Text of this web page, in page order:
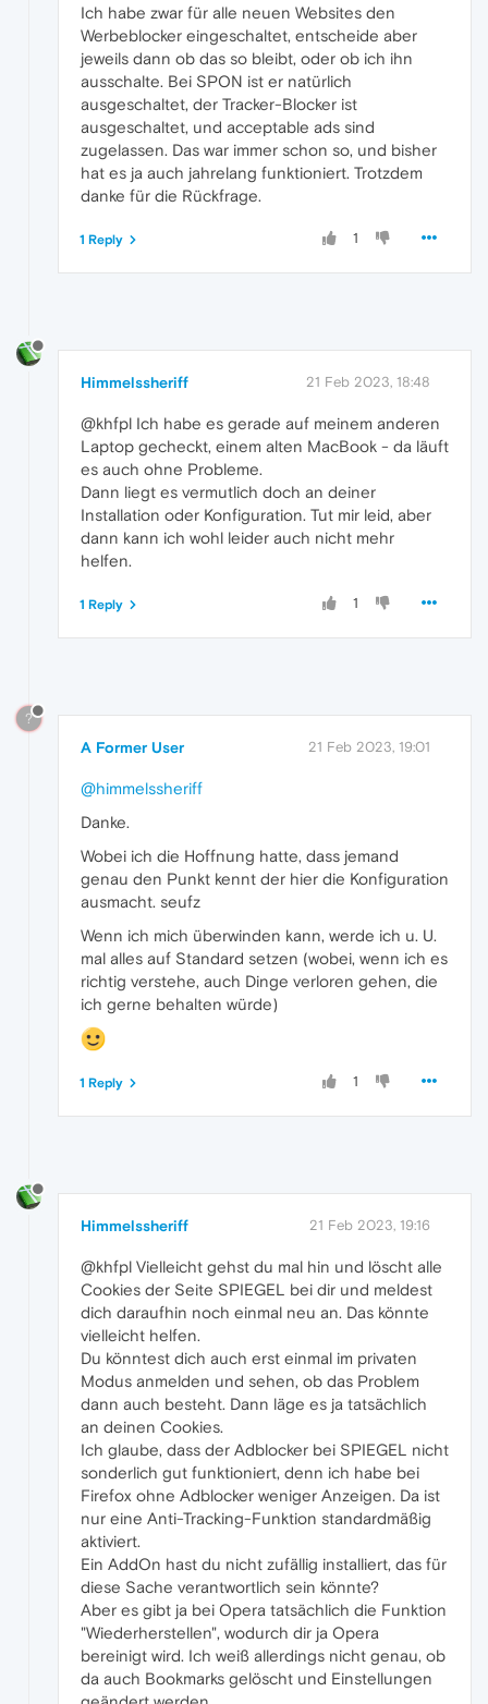
Ich habe zwar für alle neuen Websites den
Werbeblocker eingeschaltet, entscheide aber
jeweils dann ob das so bleibt, oder ob ich ihn
ausschalte. Bei SPON ist er natürlich
ausgeschaltet, der Tracker-Blocker ist
ausgeschaltet, und acceptable ads sind
zugelassen. Das war immer schon so, und bisher
hat es ja auch jahrelang funktioniert. Trotzdem
danke für die Rückfrage.
1
1 Reply
Himmelssheriff 21 Feb 2023, 18:48
@khfpl Ich habe es gerade auf meinem anderen
Laptop gecheckt, einem alten MacBook - da läuft
es auch ohne Probleme.
Dann liegt es vermutlich doch an deiner
Installation oder Konfiguration. Tut mir leid, aber
dann kann ich wohl leider auch nicht mehr
helfen.
1
1 Reply
?
A Former User 21 Feb 2023, 19:01
@himmelssheriff
Danke.
Wobei ich die Hoffnung hatte, dass jemand
genau den Punkt kennt der hier die Konfiguration
ausmacht. seufz
Wenn ich mich überwinden kann, werde ich u. U.
mal alles auf Standard setzen (wobei, wenn ich es
richtig verstehe, auch Dinge verloren gehen, die
ich gerne behalten würde)
1
1 Reply
Himmelssheriff 21 Feb 2023, 19:16
@khfpl Vielleicht gehst du mal hin und löscht alle
Cookies der Seite SPIEGEL bei dir und meldest
dich daraufhin noch einmal neu an. Das könnte
vielleicht helfen.
Du könntest dich auch erst einmal im privaten
Modus anmelden und sehen, ob das Problem
dann auch besteht. Dann läge es ja tatsächlich
an deinen Cookies.
Ich glaube, dass der Adblocker bei SPIEGEL nicht
sonderlich gut funktioniert, denn ich habe bei
Firefox ohne Adblocker weniger Anzeigen. Da ist
nur eine Anti-Tracking-Funktion standardmäßig
aktiviert.
Ein AddOn hast du nicht zufällig installiert, das für
diese Sache verantwortlich sein könnte?
Aber es gibt ja bei Opera tatsächlich die Funktion
"Wiederherstellen", wodurch dir ja Opera
bereinigt wird. Ich weiß allerdings nicht genau, ob
da auch Bookmarks gelöscht und Einstellungen